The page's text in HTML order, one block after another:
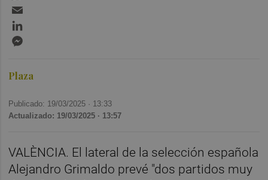
Plaza
Publicado: 19/03/2025 · 13:33
Actualizado: 19/03/2025 · 13:57
VALÈNCIA. El lateral de la selección española
Alejandro Grimaldo prevé "dos partidos muy